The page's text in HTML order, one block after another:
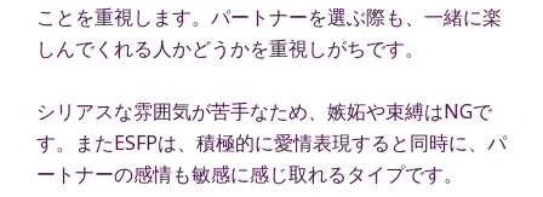
ことを重視します。パートナーを選ぶ際も、一緒に楽
しんでくれる人かどうかを重視しがちです。
シリアスな雰囲気が苦手なため、嫉妬や束縛はNGで
す。またESFPは、積極的に愛情表現すると同時に、パ
ートナーの感情も敏感に感じ取れるタイプです。